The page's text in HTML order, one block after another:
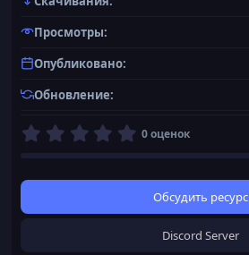
Просмотры
Опубликовано
Обновление
0
0
в
0 оценок
Обсудить ресурс
Discord Server